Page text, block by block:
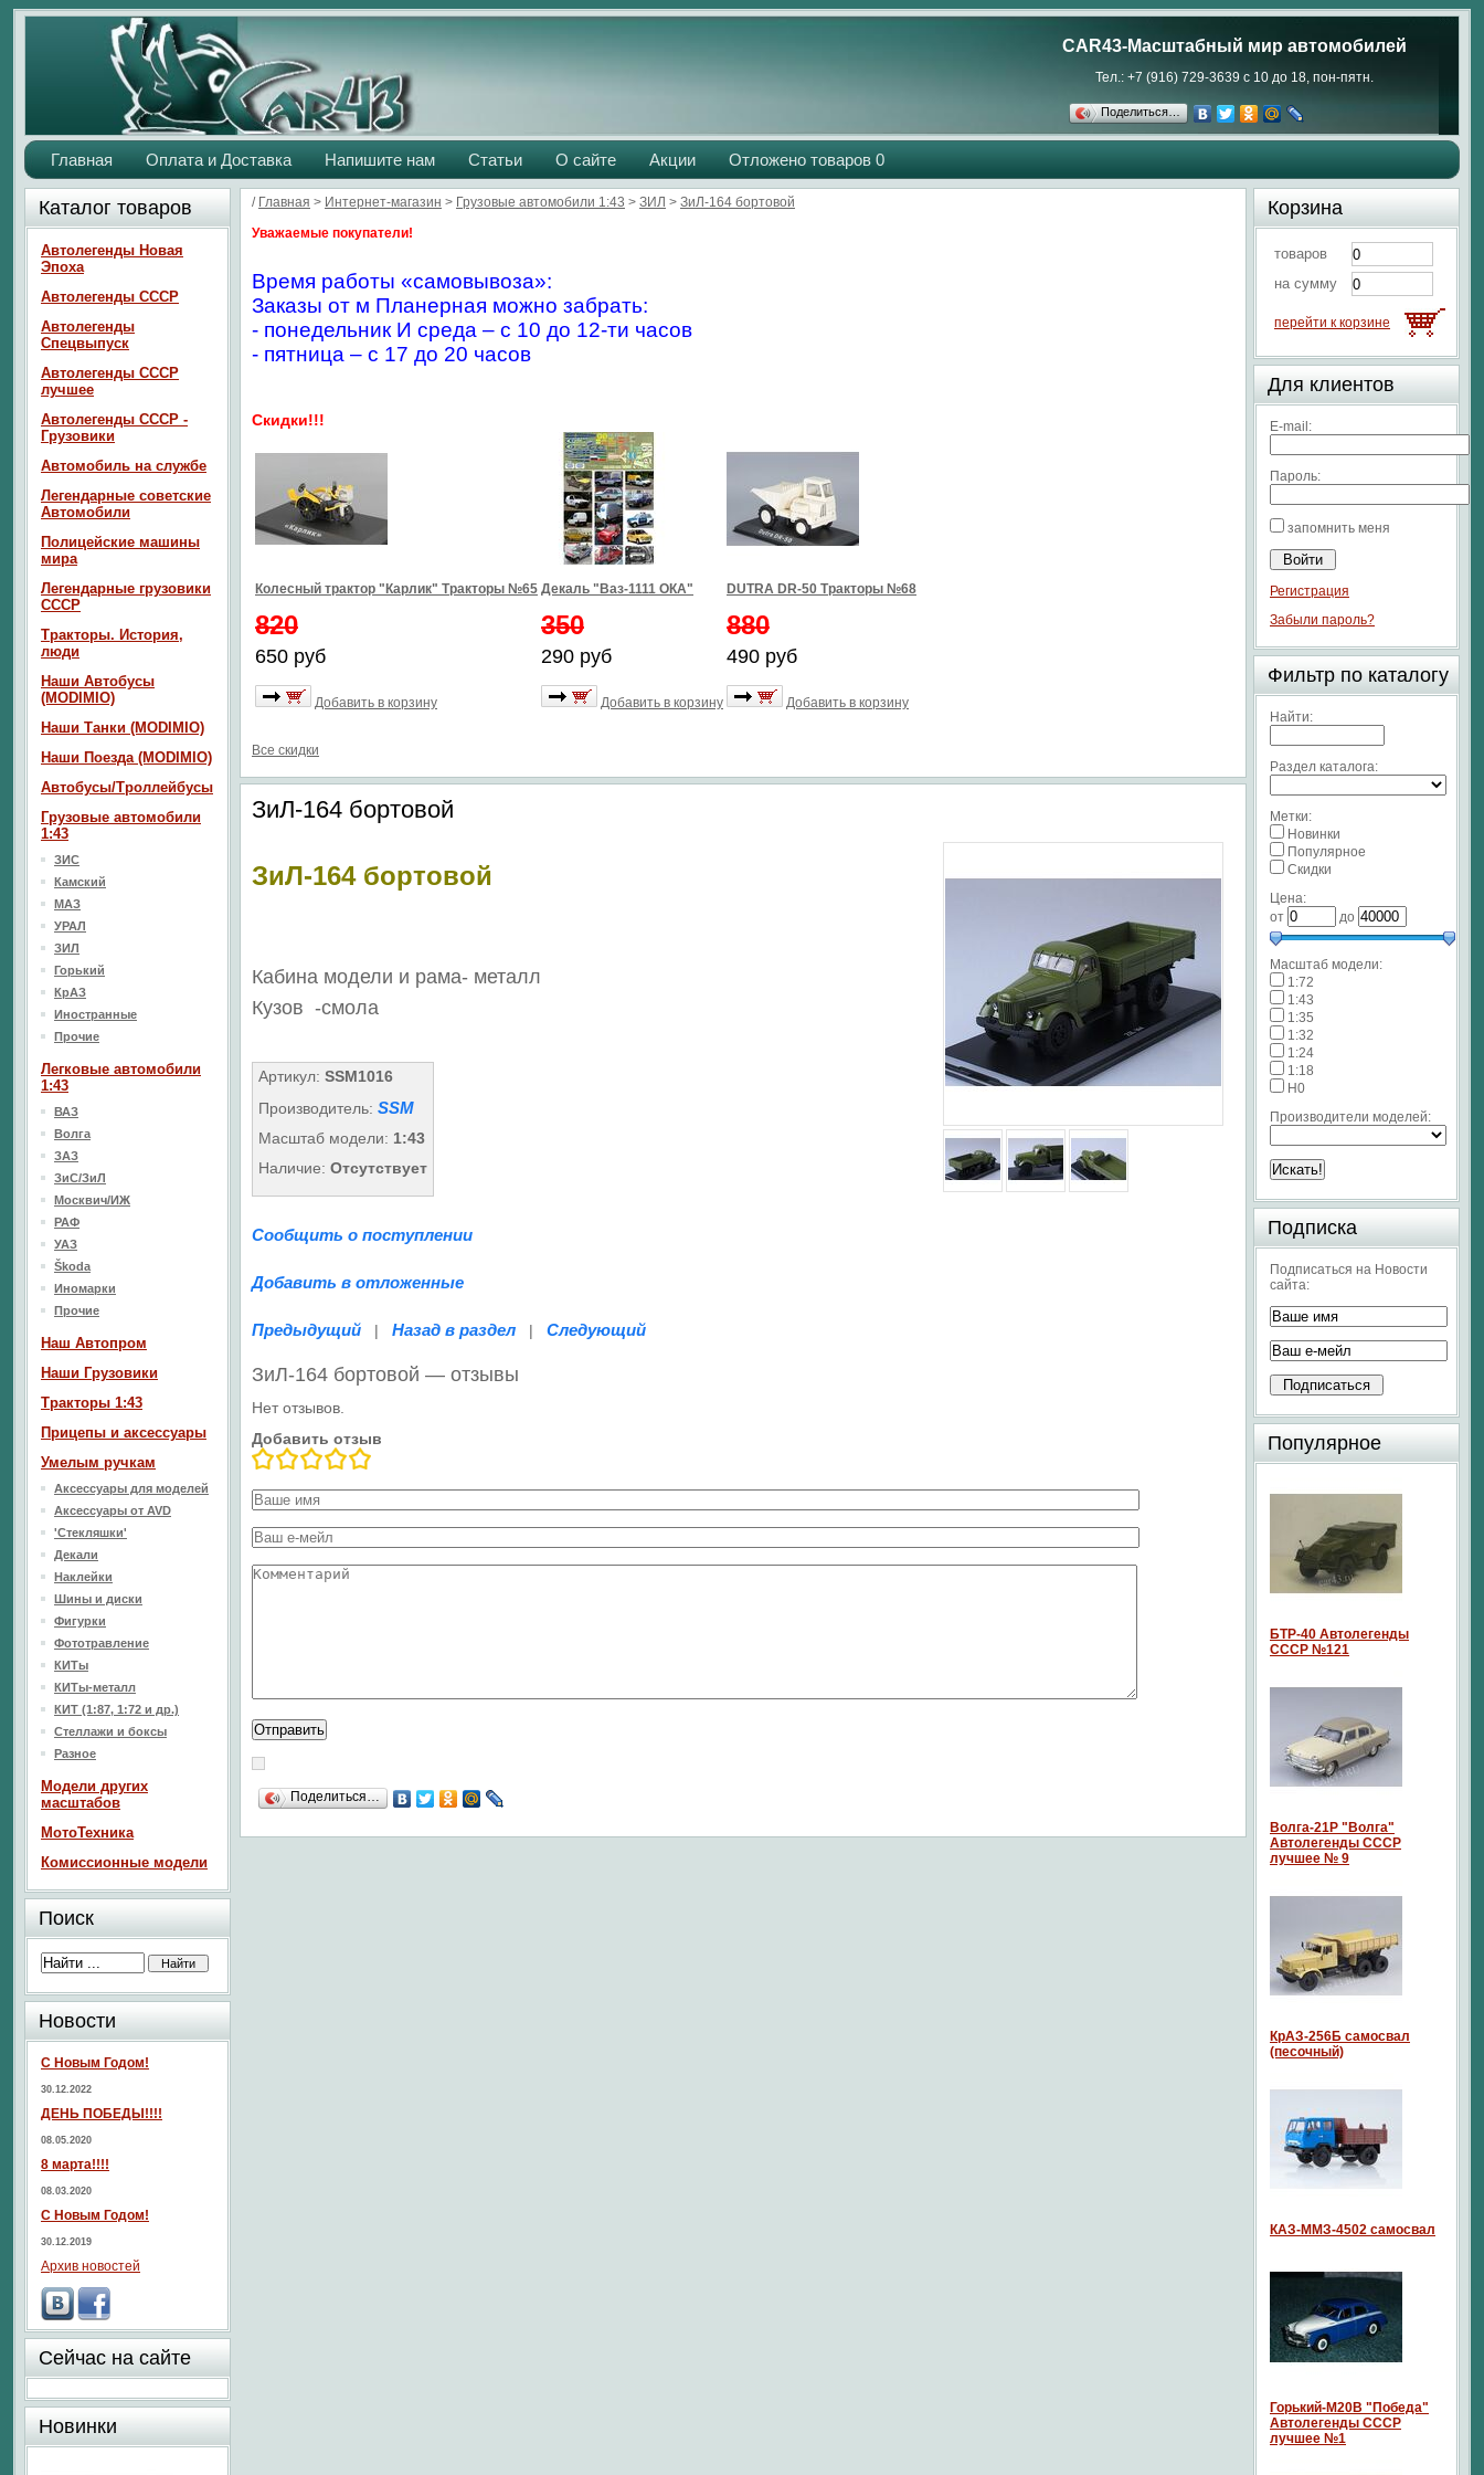
CAR43-Масштабный мир автомобилей
Тел.: +7 (916) 729-3639 с 10 до 18, пон-пятн.
Поделиться…
Главная Оплата и Доставка Напишите нам Статьи О сайте Акции Отложено товаров 0
/ Главная > Интернет-магазин > Грузовые автомобили 1:43 > ЗИЛ > ЗиЛ-164 бортовой
Уважаемые покупатели!
Время работы «самовывоза»:
Заказы от м Планерная можно забрать:
- понедельник И среда – с 10 до 12-ти часов
- пятница – с 17 до 20 часов
Скидки!!!
Колесный трактор "Карлик" Тракторы №65
820
650 руб
Добавить в корзину
Декаль "Ваз-1111 ОКА"
350
290 руб
Добавить в корзину
DUTRA DR-50 Тракторы №68
880
490 руб
Добавить в корзину
Все скидки
ЗиЛ-164 бортовой
ЗиЛ-164 бортовой
Кабина модели и рама- металл
Кузов -смола
Артикул: SSM1016
Производитель: SSM
Масштаб модели: 1:43
Наличие: Отсутствует
Сообщить о поступлении
Добавить в отложенные
Предыдущий | Назад в раздел | Следующий
ЗиЛ-164 бортовой — отзывы
Нет отзывов.
Добавить отзыв
Поделиться…
Каталог товаров
Автолегенды Новая
Эпоха
Автолегенды СССР
Автолегенды
Спецвыпуск
Автолегенды СССР
лучшее
Автолегенды СССР -
Грузовики
Автомобиль на службе
Легендарные советские
Автомобили
Полицейские машины
мира
Легендарные грузовики
СССР
Тракторы. История,
люди
Наши Автобусы
(MODIMIO)
Наши Танки (MODIMIO)
Наши Поезда (MODIMIO)
Автобусы/Троллейбусы
Грузовые автомобили
1:43
ЗИС
Камский
МАЗ
УРАЛ
ЗИЛ
Горький
КрАЗ
Иностранные
Прочие
Легковые автомобили
1:43
ВАЗ
Волга
ЗАЗ
ЗиС/ЗиЛ
Москвич/ИЖ
РАФ
УАЗ
Škoda
Иномарки
Прочие
Наш Aвтопром
Наши Грузовики
Тракторы 1:43
Прицепы и аксессуары
Умелым ручкам
Аксессуары для моделей
Аксессуары от AVD
'Стекляшки'
Декали
Наклейки
Шины и диски
Фигурки
Фототравление
КИТы
КИТы-металл
КИТ (1:87, 1:72 и др.)
Стеллажи и боксы
Разное
Модели других
масштабов
МотоТехника
Комиссионные модели
Поиск
Новости
С Новым Годом!
30.12.2022
ДЕНЬ ПОБЕДЫ!!!!
08.05.2020
8 марта!!!!
08.03.2020
С Новым Годом!
30.12.2019
Архив новостей
Сейчас на сайте
Новинки
Корзина
товаров
на сумму
перейти к корзине
Для клиентов
E-mail:
Пароль:
запомнить меня
Регистрация
Забыли пароль?
Фильтр по каталогу
Найти:
Раздел каталога:
Метки:
Новинки
Популярное
Скидки
Цена:
от
до
Масштаб модели:
1:72
1:43
1:35
1:32
1:24
1:18
H0
Производители моделей:
Подписка
Подписаться на Новости
сайта:
Популярное
БТР-40 Автолегенды
СССР №121
Волга-21P "Волга"
Автолегенды СССР
лучшее № 9
КрАЗ-256Б самосвал
(песочный)
КАЗ-ММЗ-4502 самосвал
Горький-М20В "Победа"
Автолегенды СССР
лучшее №1